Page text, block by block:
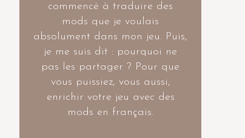
commencé à traduire des
mods que je voulais
absolument dans mon jeu. Puis,
je me suis dit : pourquoi ne
pas les partager ? Pour que
vous puissiez, vous aussi,
enrichir votre jeu avec des
mods en français.